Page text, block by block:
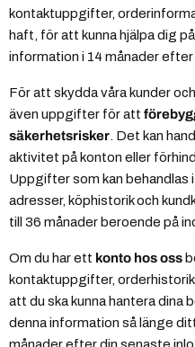
kontaktuppgifter,
haft, för att kunna hjälpa dig
information i 14 månader
För att skydda våra kunder
även uppgifter för att
säkerhetsrisker . Det kan
aktivitet på konton eller
Uppgifter som kan behandlas
adresser, köphistorik och
till 36 månader beroende på
Om du har ett konto hos oss
kontaktuppgifter,
att du ska kunna hantera dina
denna information så länge